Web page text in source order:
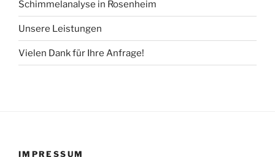
Schimmelanalyse in Rosenheim
Unsere Leistungen
Vielen Dank für Ihre Anfrage!
IMPRESSUM